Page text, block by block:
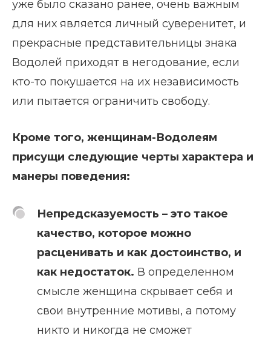
уже было сказано ранее, очень важным
для них является личный суверенитет, и
прекрасные представительницы знака
Водолей приходят в негодование, если
кто-то покушается на их независимость
или пытается ограничить свободу.
Кроме того, женщинам-Водолеям
присущи следующие черты характера и
манеры поведения:
Непредсказуемость – это такое
качество, которое можно
расценивать и как достоинство, и
как недостаток. В определенном
смысле женщина скрывает себя и
свои внутренние мотивы, а потому
никто и никогда не сможет